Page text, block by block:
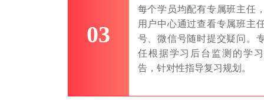
03
每个学员均配有专属班主任
用户中心通过查看专属班主
号、微信号随时提交疑问。
任根据学习后台监测的学
告，针对性指导复习规划。